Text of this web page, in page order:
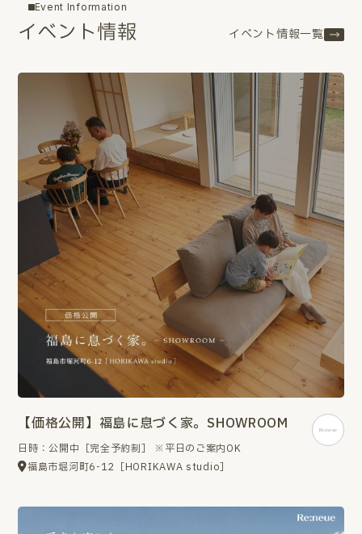
Event Information
イベント情報 イベント情報一覧
【価格公開】福島に息づく家。SHOWROOM
日時：公開中［完全予約制］ ※平日のご案内OK
福島市堀河町6-12［HORIKAWA studio］